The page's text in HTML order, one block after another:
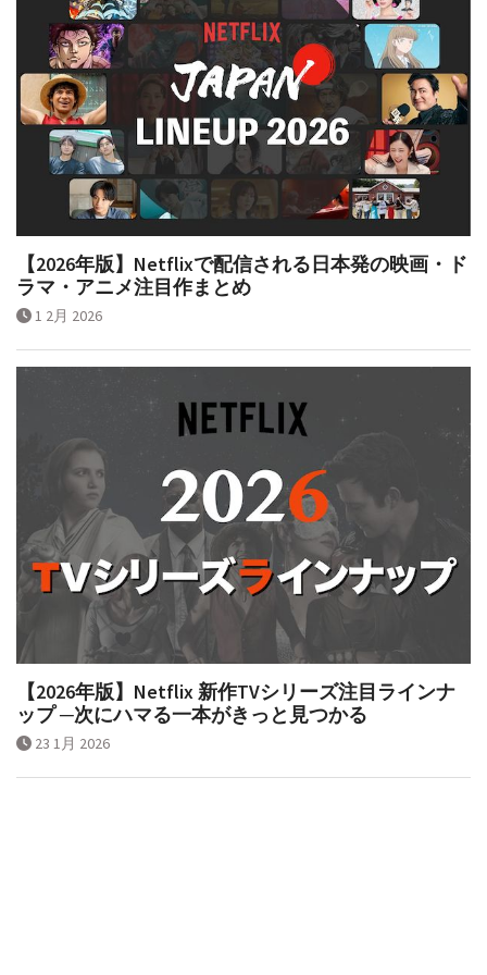
【2026年版】Netflixで配信される日本発の映画・ド
ラマ・アニメ注目作まとめ
1 2月 2026
【2026年版】Netflix 新作TVシリーズ注目ラインナ
ップ ─次にハマる一本がきっと見つかる
23 1月 2026